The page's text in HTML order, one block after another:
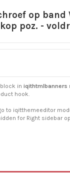
op band
poz. -
in iqithtmlbanners
hook.
to iqitthemeeditor
for Right sidebar